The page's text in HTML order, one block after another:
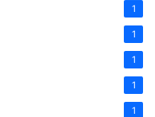
1
1
1
1
1